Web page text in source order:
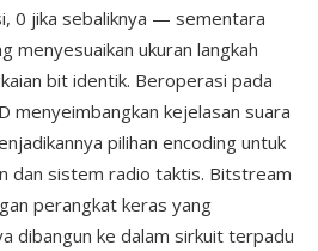
0 jika sebaliknya — sementara
menyesuaikan ukuran langkah
bit identik. Beroperasi pada
menyeimbangkan kejelasan suara
pilihan encoding untuk
dan sistem radio taktis. Bitstream
perangkat keras yang
dibangun ke dalam sirkuit terpadu